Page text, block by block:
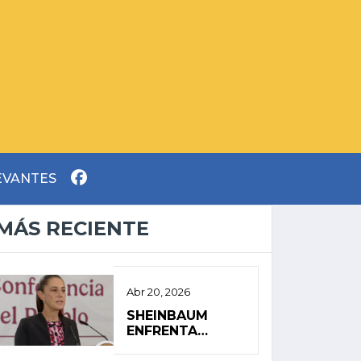
RECIENTE
Abr 20, 2026
SHEINBAUM
ENFRENTA